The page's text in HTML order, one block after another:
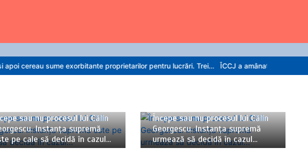
exorbitante proprietarilor pentru lucrări. Trei… ÎCCJ a amânat pentru 20 august
sau nu procesul lui Călin
Instanța supremă
pe cale să decidă în cazul…
Începe sau nu procesul lui Călin
Georgescu. Instanța supremă
urmează să decidă în cazul…